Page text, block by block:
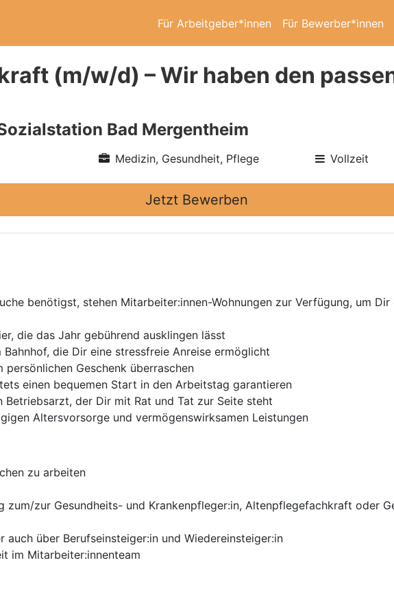
Für Arbeitgeber*innen Für Bewerber*innen
(m/w/d) – Wir haben den
Bad Mergentheim
Medizin, Gesundheit, Pflege Vollzeit
Jetzt Bewerben
benötigst, stehen Mitarbeiter:innen-Wohnungen zur Verfügung, um Dir
die das Jahr gebührend ausklingen lässt
die Dir eine stressfreie Anreise ermöglicht
Geschenk überraschen
einen bequemen Start in den Arbeitstag garantieren
der Dir mit Rat und Tat zur Seite steht
Altersvorsorge und vermögenswirksamen Leistungen
zu arbeiten
zum/zur Gesundheits- und Krankenpfleger:in, Altenpflegefachkraft oder
über Berufseinsteiger:in und Wiedereinsteiger:in
im Mitarbeiter:innenteam